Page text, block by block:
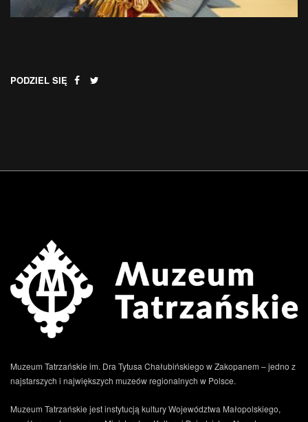
PODZIEL SIĘ
Muzeum Tatrzańskie im. Dra Tytusa Chałubińskiego w Zakopanem – jedno z
najstarszych i największych muzeów regionalnych w Polsce.
Muzeum Tatrzańskie jest instytucją kultury Województwa Małopolskiego,